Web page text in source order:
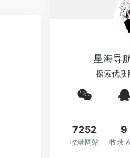
星海导
探索优质
7252
收录网站
9
收录